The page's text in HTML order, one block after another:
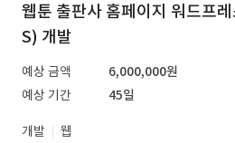
웹툰 출판사 홈페이지 워드프
S) 개발
예상 금액
6,000,000원
예상 기간
45일
개발
웹